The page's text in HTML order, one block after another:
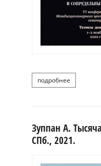
подробнее
Зуппан А.
СПб., 2021.